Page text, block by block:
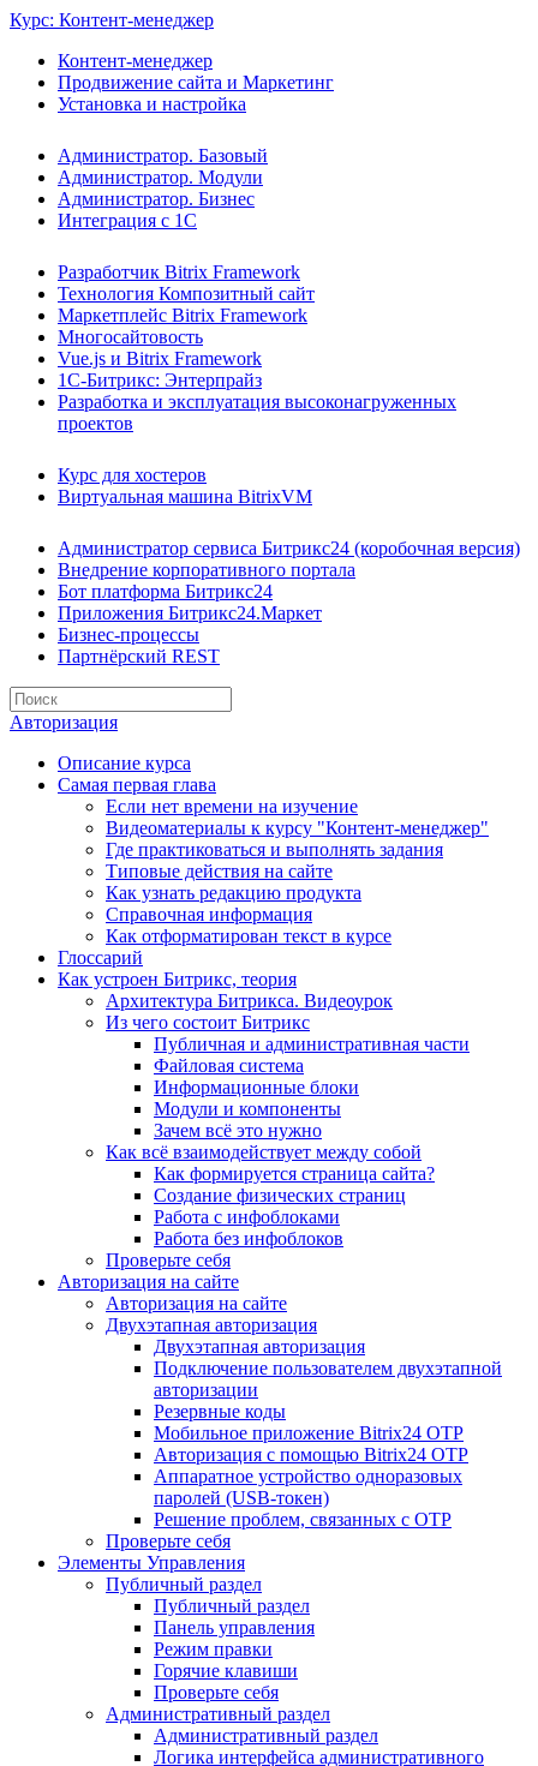
Курс: Контент-менеджер
Контент-менеджер
Продвижение сайта и Маркетинг
Установка и настройка
Администратор. Базовый
Администратор. Модули
Администратор. Бизнес
Интеграция с 1С
Разработчик Bitrix Framework
Технология Композитный сайт
Маркетплейс Bitrix Framework
Многосайтовость
Vue.js и Bitrix Framework
1С-Битрикс: Энтерпрайз
Разработка и эксплуатация высоконагруженных
проектов
Курс для хостеров
Виртуальная машина BitrixVM
Администратор сервиса Битрикс24 (коробочная версия)
Внедрение корпоративного портала
Бот платформа Битрикс24
Приложения Битрикс24.Маркет
Бизнес-процессы
Партнёрский REST
Авторизация
Описание курса
Самая первая глава
Если нет времени на изучение
Видеоматериалы к курсу "Контент-менеджер"
Где практиковаться и выполнять задания
Типовые действия на сайте
Как узнать редакцию продукта
Справочная информация
Как отформатирован текст в курсе
Глоссарий
Как устроен Битрикс, теория
Архитектура Битрикса. Видеоурок
Из чего состоит Битрикс
Публичная и административная части
Файловая система
Информационные блоки
Модули и компоненты
Зачем всё это нужно
Как всё взаимодействует между собой
Как формируется страница сайта?
Создание физических страниц
Работа с инфоблоками
Работа без инфоблоков
Проверьте себя
Авторизация на сайте
Авторизация на сайте
Двухэтапная авторизация
Двухэтапная авторизация
Подключение пользователем двухэтапной
авторизации
Резервные коды
Мобильное приложение Bitrix24 OTP
Авторизация с помощью Bitrix24 OTP
Аппаратное устройство одноразовых
паролей (USB-токен)
Решение проблем, связанных с OTP
Проверьте себя
Элементы Управления
Публичный раздел
Публичный раздел
Панель управления
Режим правки
Горячие клавиши
Проверьте себя
Административный раздел
Административный раздел
Логика интерфейса административного